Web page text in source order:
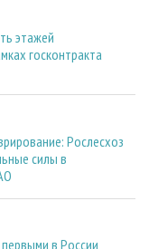
этажей
госконтракта
Рослесхоз
силы в
в России